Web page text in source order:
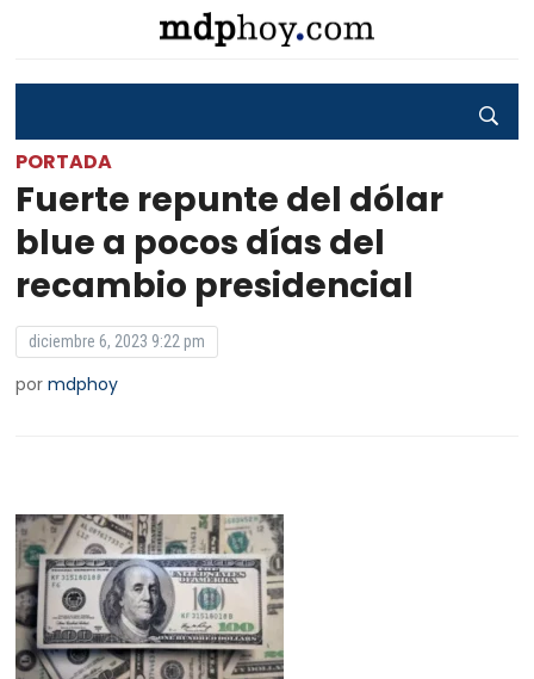
PORTADA
Fuerte repunte del dólar
blue a pocos días del
recambio presidencial
diciembre 6, 2023 9:22 pm
pormdphoy